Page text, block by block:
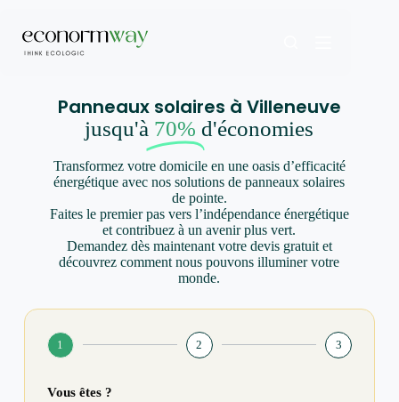
Panneaux solaires à Villeneuve
jusqu'à 70% d'économies
Transformez votre domicile en une oasis d’efficacité
énergétique avec nos solutions de panneaux solaires
de pointe.
Faites le premier pas vers l’indépendance énergétique
et contribuez à un avenir plus vert.
Demandez dès maintenant votre devis gratuit et
découvrez comment nous pouvons illuminer votre
monde.
1 2 3
Vous êtes ?